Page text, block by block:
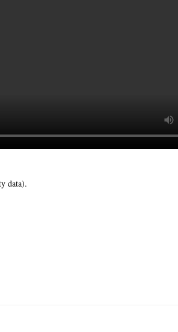
data).